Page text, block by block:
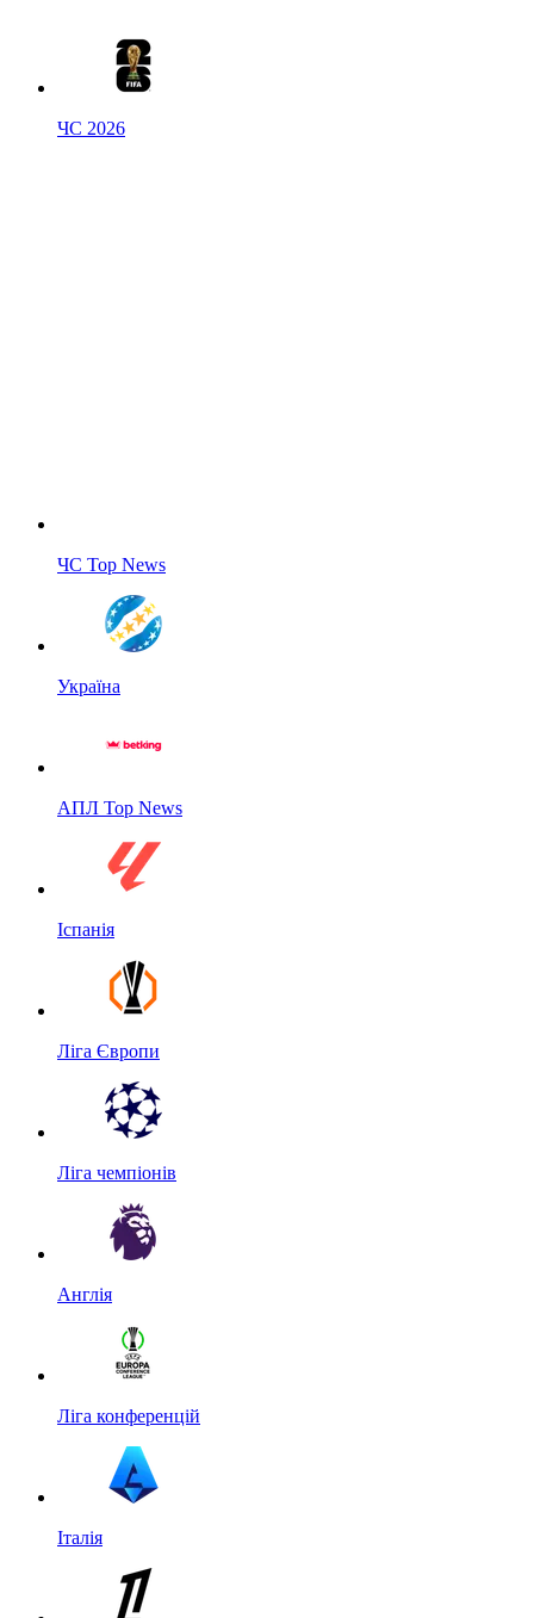
ЧС 2026
ЧС Top News
Україна
АПЛ Top News
Іспанія
Ліга Європи
Ліга чемпіонів
Англія
Ліга конференцій
Італія